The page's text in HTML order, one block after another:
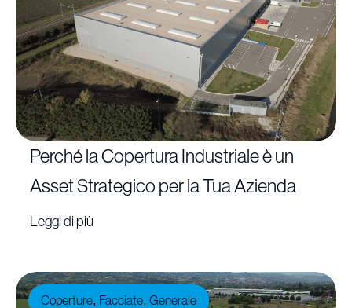
Perché la Copertura Industriale è un
Asset Strategico per la Tua Azienda
Leggi di più
Coperture, Facciate, Generale